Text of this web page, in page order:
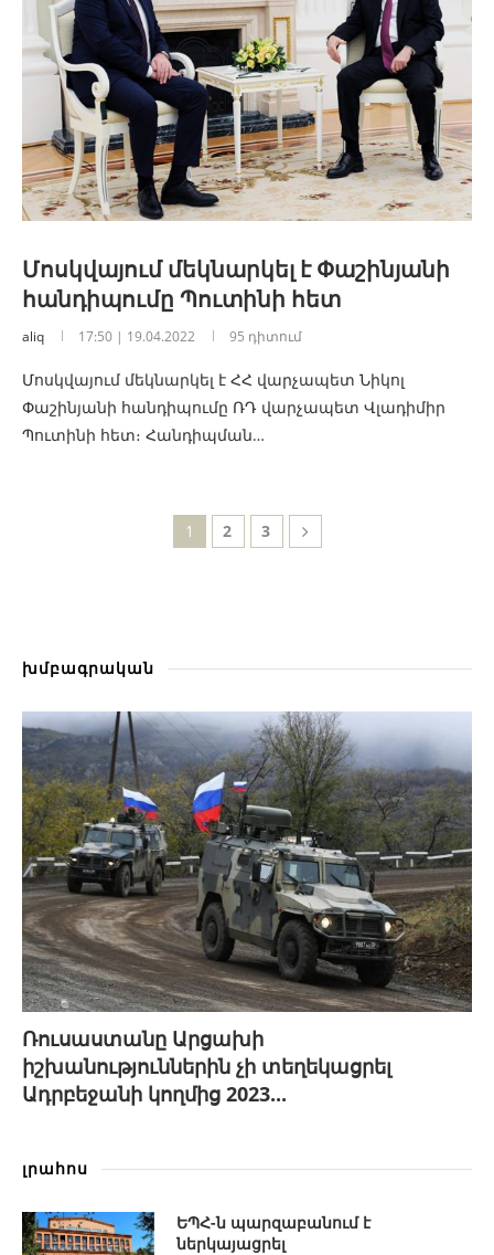
Մոսկվայում մեկնարկել է Փաշինյանի
հանդիպումը Պուտինի հետ
aliq 17:50 | 19.04.2022 95 դիտում
Մոսկվայում մեկնարկել է ՀՀ վարչապետ Նիկոլ
Փաշինյանի հանդիպումը ՌԴ վարչապետ Վլադիմիր
Պուտինի հետ։ Հանդիպման…
1 2 3
խմբագրական
Ռուսաստանը Արցախի
իշխանություններին չի տեղեկացրել
Ադրբեջանի կողմից 2023...
լրահոս
ԵՊՀ-ն պարզաբանում է
ներկայացրել